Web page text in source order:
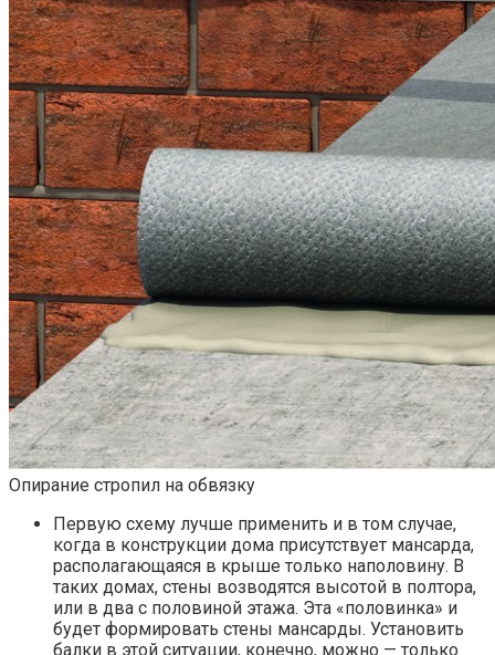
Опирание стропил на обвязку
Первую схему лучше применить и в том случае,
когда в конструкции дома присутствует мансарда,
располагающаяся в крыше только наполовину. В
таких домах, стены возводятся высотой в полтора,
или в два с половиной этажа. Эта «половинка» и
будет формировать стены мансарды. Установить
балки в этой ситуации, конечно, можно — только